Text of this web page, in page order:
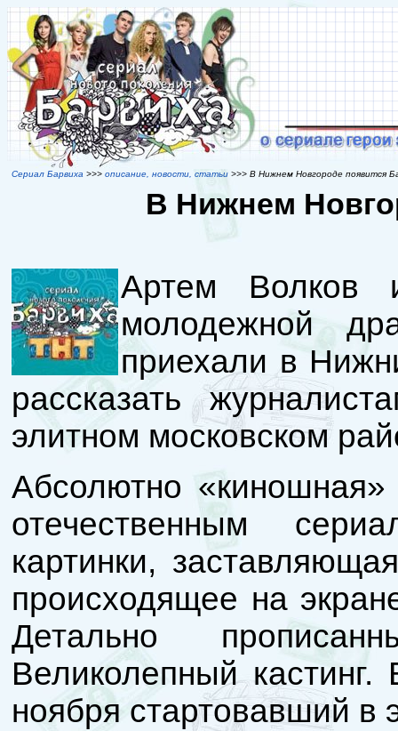
Сериал Барвиха >>> описание, новости, статьи >>> В Нижнем Новгороде появится
В Нижнем
Артем Волков
молодежной
приехали в
рассказать
элитном московском
Абсолютно «киношная»
отечественным
картинки,
происходящее на
Детально
Великолепный
ноября стартовавший